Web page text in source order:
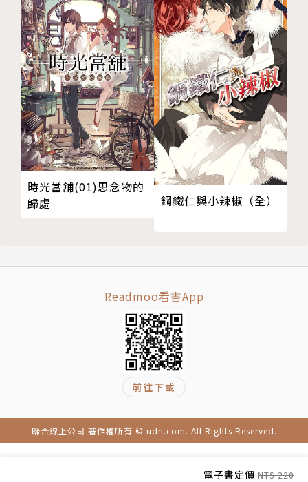
電子書定價 NT$ 220
時光當舖(01)思念物的
歸處
鋼鐵仁與小辣椒（全）
Readmoo看書App
前往下載
聯合線上公司 著作權所有 © udn.com. All Rights Reserved.